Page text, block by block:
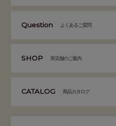
Question よくあるご質問
SHOP 実店舗のご案内
CATALOG 商品カタログ